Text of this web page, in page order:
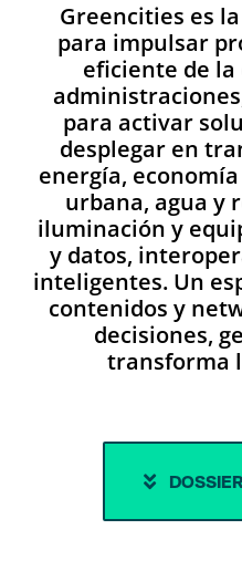
Greencities es
para impulsar
eficiente de la
para activar
desplegar en
energía,
urbana, agua y
iluminación y
y datos,
inteligentes. Un
contenidos y
decisiones,
transforma